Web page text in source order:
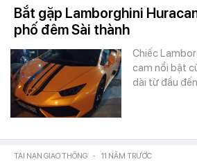
Bắt gặp Lamborghini
phố đêm Sài thành
Chiếc
cam nổi bật
dài từ đầu
TAI NẠN GIAO THÔNG - 11 NĂM TRƯỚC